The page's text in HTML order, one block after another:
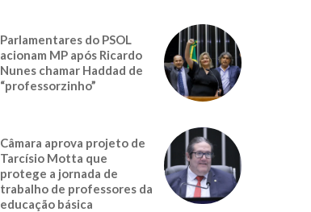
Parlamentares do PSOL
acionam MP após Ricardo
Nunes chamar Haddad de
“professorzinho”
Câmara aprova projeto de
Tarcísio Motta que
protege a jornada de
trabalho de professores da
educação básica